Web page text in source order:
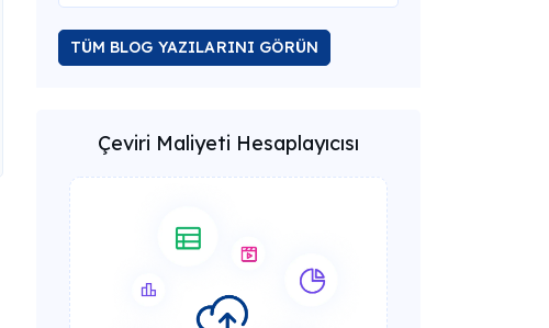
TÜM BLOG YAZILARINI GÖRÜN
Çeviri Maliyeti Hesaplayıcısı